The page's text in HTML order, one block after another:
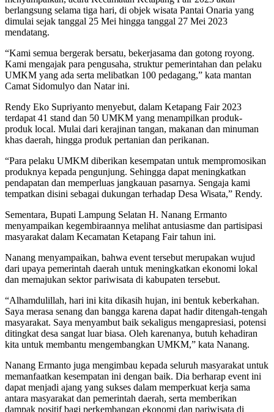
berlangsung selama tiga hari, di objek wisata Pantai Onaria yang
dimulai sejak tanggal 25 Mei hingga tanggal 27 Mei 2023
mendatang.
“Kami semua bergerak bersatu, bekerjasama dan gotong royong.
Kami mengajak para pengusaha, struktur pemerintahan dan pelaku
UMKM yang ada serta melibatkan 100 pedagang,” kata mantan
Camat Sidomulyo dan Natar ini.
Rendy Eko Supriyanto menyebut, dalam Ketapang Fair 2023
terdapat 41 stand dan 50 UMKM yang menampilkan produk-
produk local. Mulai dari kerajinan tangan, makanan dan minuman
khas daerah, hingga produk pertanian dan perikanan.
“Para pelaku UMKM diberikan kesempatan untuk mempromosikan
produknya kepada pengunjung. Sehingga dapat meningkatkan
pendapatan dan memperluas jangkauan pasarnya. Sengaja kami
tempatkan disini sebagai dukungan terhadap Desa Wisata,” Rendy.
Sementara, Bupati Lampung Selatan H. Nanang Ermanto
menyampaikan kegembiraannya melihat antusiasme dan partisipasi
masyarakat dalam Kecamatan Ketapang Fair tahun ini.
Nanang menyampaikan, bahwa event tersebut merupakan wujud
dari upaya pemerintah daerah untuk meningkatkan ekonomi lokal
dan memajukan sektor pariwisata di kabupaten tersebut.
“Alhamdulillah, hari ini kita dikasih hujan, ini bentuk keberkahan.
Saya merasa senang dan bangga karena dapat hadir ditengah-tengah
masyarakat. Saya menyambut baik sekaligus mengapresiasi, potensi
ditingkat desa sangat luar biasa. Oleh karenanya, butuh kehadiran
kita untuk membantu mengembangkan UMKM,” kata Nanang.
Nanang Ermanto juga mengimbau kepada seluruh masyarakat untuk
memanfaatkan kesempatan ini dengan baik. Dia berharap event ini
dapat menjadi ajang yang sukses dalam memperkuat kerja sama
antara masyarakat dan pemerintah daerah, serta memberikan
dampak positif bagi perkembangan ekonomi dan pariwisata di